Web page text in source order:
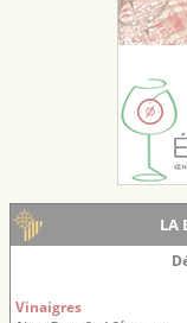
LA
Vinaigres